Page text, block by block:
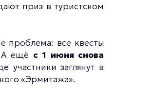
приз в туристском
проблема: все квесты
А ещё с 1 июня снова
участники заглянут в
«Эрмитажа».